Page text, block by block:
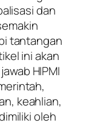
dan
tantangan
ini akan
HIPMI
keahlian,
oleh